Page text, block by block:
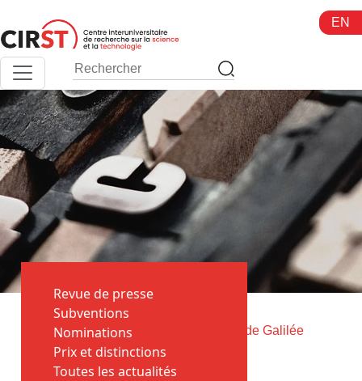
au
contenu
EN
Accueil >
Toutes
les
actualités
L'ambassadeur de Galilée
Revue de presse
Subventions
Nominations
Prix et distinctions
Toutes les actualités